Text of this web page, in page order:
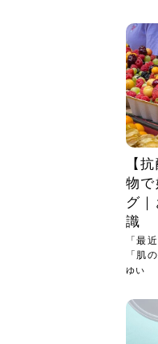
【
物で
グ
識
「最
「肌
しかし
ゆい